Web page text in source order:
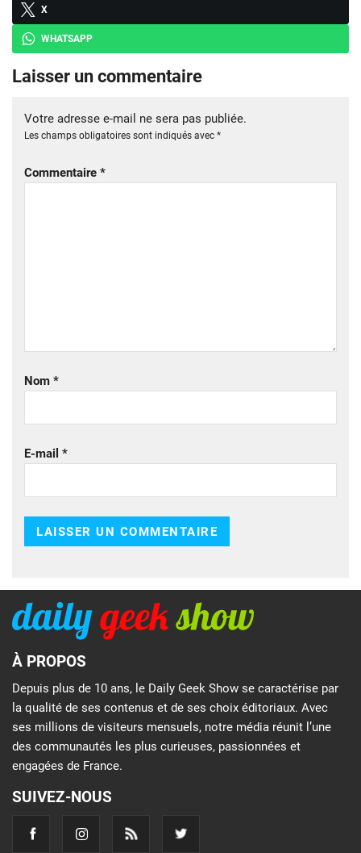
X
WHATSAPP
Laisser un commentaire
Votre adresse e-mail ne sera pas publiée.
Les champs obligatoires sont indiqués avec *
Commentaire *
Nom *
E-mail *
À PROPOS
Depuis plus de 10 ans, le Daily Geek Show se caractérise par
la qualité de ses contenus et de ses choix éditoriaux. Avec
ses millions de visiteurs mensuels, notre média réunit l’une
des communautés les plus curieuses, passionnées et
engagées de France.
SUIVEZ-NOUS